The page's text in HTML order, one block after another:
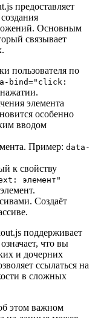
предоставляет
Основным
связывает
пользователя по
bind="click:
элемента
особенно
вводом
Пример: data-
к свойству
элемент"
Создаёт
поддерживает
что вы
и дочерних
ссылаться на
в сложных
этом важном